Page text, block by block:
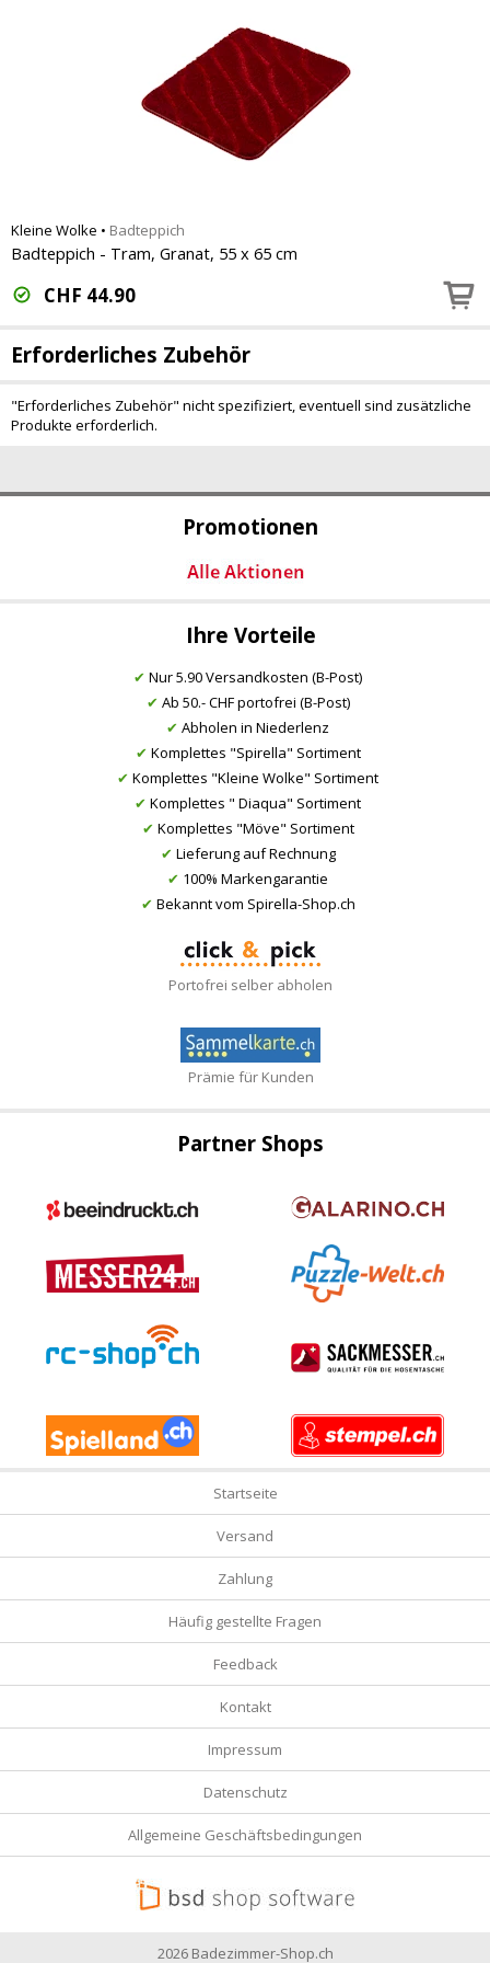
Promotionen
Ihre Vorteile
✔ Nur 5.90 Versandkosten (B-Post)
✔ Ab 50.- CHF portofrei (B-Post)
✔ Abholen in Niederlenz
✔ Komplettes "Spirella" Sortiment
✔ Komplettes "Kleine Wolke" Sortiment
✔ Komplettes " Diaqua" Sortiment
✔ Komplettes "Möve" Sortiment
✔ Lieferung auf Rechnung
✔ 100% Markengarantie
✔ Bekannt vom Spirella-Shop.ch
Portofrei selber abholen
Prämie für Kunden
Kleine Wolke • Badteppich
Badteppich - Tram, Granat, 55 x 65 cm
CHF 44.90
Erforderliches Zubehör
"Erforderliches Zubehör" nicht spezifiziert, eventuell sind zusätzliche
Produkte erforderlich.
Partner Shops
Startseite
Versand
Zahlung
Häufig gestellte Fragen
Feedback
Kontakt
Impressum
Datenschutz
Allgemeine Geschäftsbedingungen
2026 Badezimmer-Shop.ch